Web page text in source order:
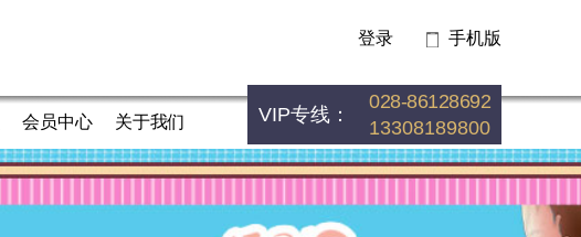
登录 手机版
会员中心 关于我们 VIP专线：
028-86128692
13308189800